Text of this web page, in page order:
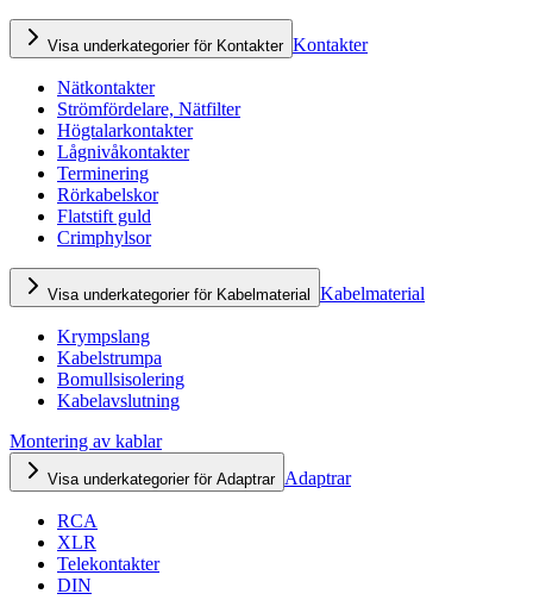
Visa underkategorier för Kontakter Kontakter
Nätkontakter
Strömfördelare, Nätfilter
Högtalarkontakter
Lågnivåkontakter
Terminering
Rörkabelskor
Flatstift guld
Crimphylsor
Visa underkategorier för Kabelmaterial Kabelmaterial
Krympslang
Kabelstrumpa
Bomullsisolering
Kabelavslutning
Montering av kablar
Visa underkategorier för Adaptrar Adaptrar
RCA
XLR
Telekontakter
DIN